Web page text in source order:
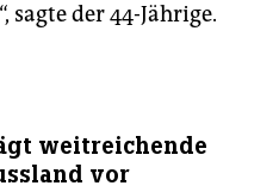
sagte der 44-Jährige.
weitreichende
vor